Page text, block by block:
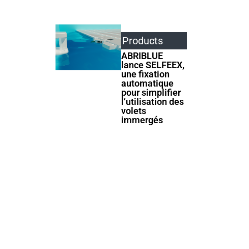
Products
ABRIBLUE
lance SELFEEX,
une fixation
automatique
pour simplifier
l’utilisation des
volets
immergés